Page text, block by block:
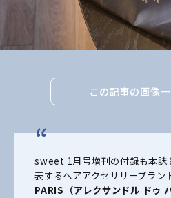
この記事の画像
sweet 1月号増刊の付録も本誌
表するヘアアクセサリーブラン
PARIS（アレクサンドル ドゥ パ